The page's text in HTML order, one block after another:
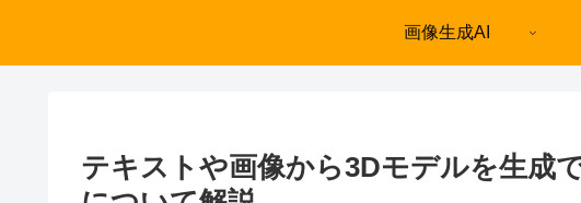
画像生成AI
テキストや画像から3Dモデルを生成